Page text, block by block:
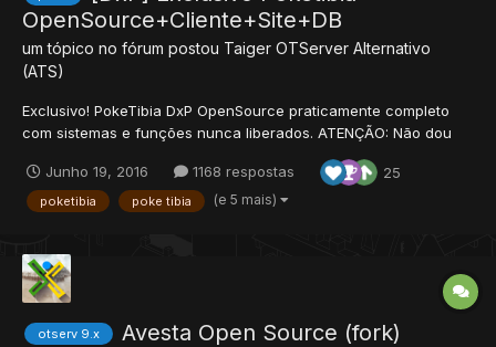
OpenSource+Cliente+Site+DB
um tópico no fórum postou Taiger OTServer Alternativo
(ATS)
Exclusivo! PokeTibia DxP OpenSource praticamente completo
com sistemas e funções nunca liberados. ATENÇÃO: Não dou
quiser continua-lo ou pegar os sistemas. Se alguns grandes
aqui do xtibia quiserem ajudar nos bugs fiquem a vontade,
Junho 19, 2016 1168 respostas 25
poketibia poke tibia (e 5 mais)
otserv 9.x Avesta Open Source (fork)